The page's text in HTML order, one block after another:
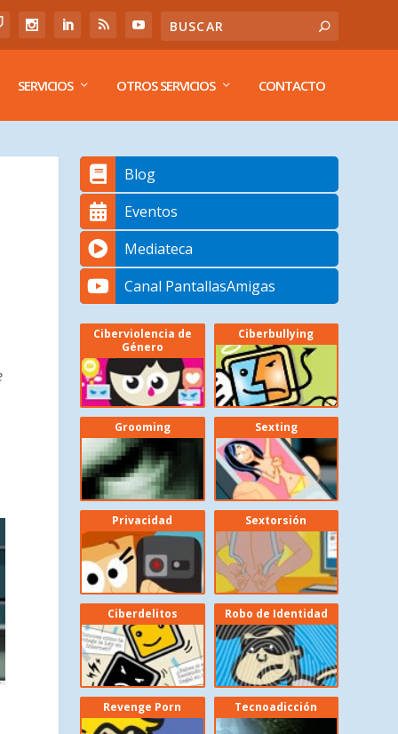
SERVICIOS OTROS SERVICIOS CONTACTO
Blog
Eventos
Mediateca
Canal PantallasAmigas
Ciberviolencia de
Género
Ciberbullying
Grooming Sexting
Privacidad Sextorsión
Ciberdelitos Robo de Identidad
Revenge Porn Tecnoadicción